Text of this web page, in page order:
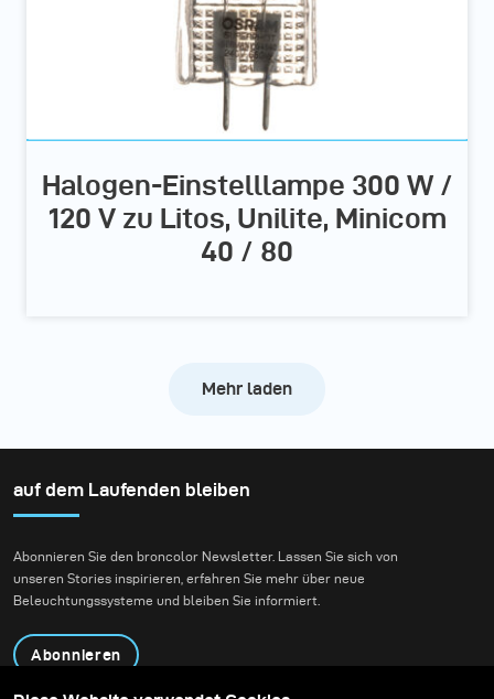
Halogen-Einstelllampe 300 W /
120 V zu Litos, Unilite, Minicom
40 / 80
Mehr laden
auf dem Laufenden bleiben
Abonnieren Sie den broncolor Newsletter. Lassen Sie sich von
unseren Stories inspirieren, erfahren Sie mehr über neue
Beleuchtungssysteme und bleiben Sie informiert.
Abonnieren